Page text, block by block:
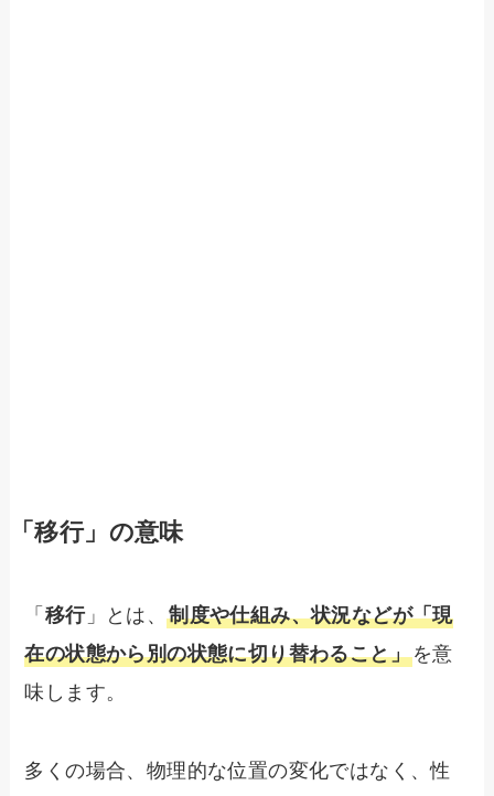
「移行」の意味
「 移行」とは、制度や仕組み、状況などが「現
在の状態から別の状態に切り替わること」を意
味します。
多くの場合、物理的な位置の変化ではなく、性